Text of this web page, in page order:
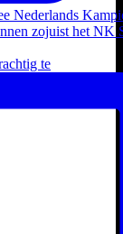
te